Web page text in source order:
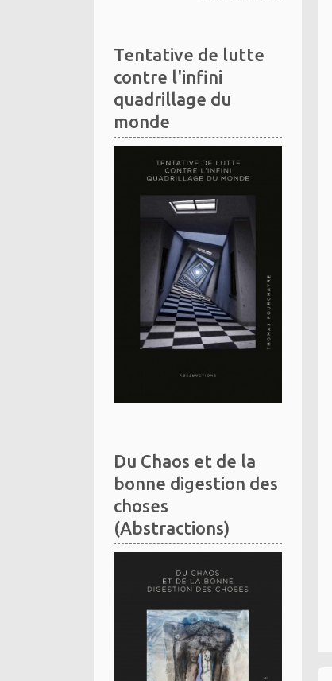
Tentative de lutte
contre l'infini
quadrillage du
monde
Du Chaos et de la
bonne digestion des
choses
(Abstractions)